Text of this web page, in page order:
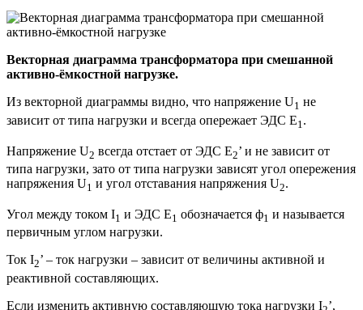
Векторная диаграмма трансформатора при смешанной
активно-ёмкостной нагрузке.
Из векторной диаграммы видно, что напряжение U1 не
зависит от типа нагрузки и всегда опережает ЭДС E1 .
Напряжение U2 всегда отстает от ЭДС E2’ и не зависит от
типа нагрузки, зато от типа нагрузки зависят угол опережения
напряжения U1 и угол отставания напряжения U2.
Угол между током I1 и ЭДС E1 обозначается ф1 и называется
первичным углом нагрузки.
Ток I2’ – ток нагрузки – зависит от величины активной и
реактивной составляющих.
Если изменить активную составляющую тока нагрузки I ’,